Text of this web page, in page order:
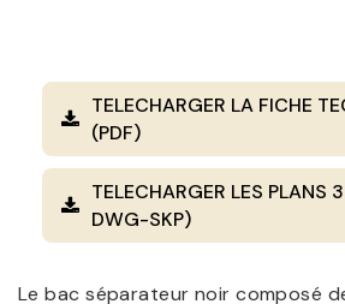
TELECHARGER LA FICHE
(PDF)
TELECHARGER LES PLANS
DWG-SKP)
Le bac séparateur noir composé